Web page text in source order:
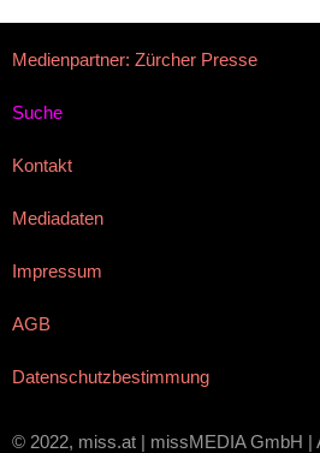
Medienpartner: Zürcher Presse
Suche
Kontakt
Mediadaten
Impressum
AGB
Datenschutzbestimmung
© 2022, miss.at | missMEDIA GmbH |